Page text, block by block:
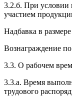
3.2.б. При условии
участием
Надбавка в
Вознаграждение
3.3. О рабочем
3.3.а. Время
трудового